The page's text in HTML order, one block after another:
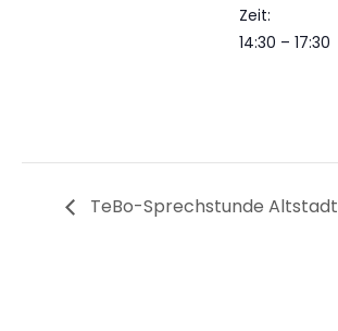
Zeit:
14:30 – 17:30
TeBo-Sprechstunde Altstadt